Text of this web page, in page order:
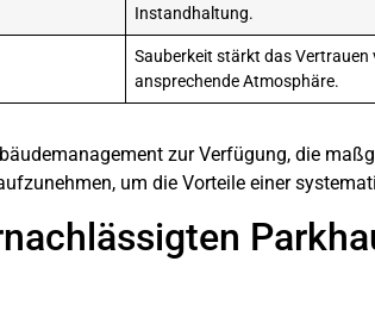
Instandhaltung.
Sauberkeit stärkt das
ansprechende Atmosphäre.
zur Verfügung, die
um die Vorteile einer